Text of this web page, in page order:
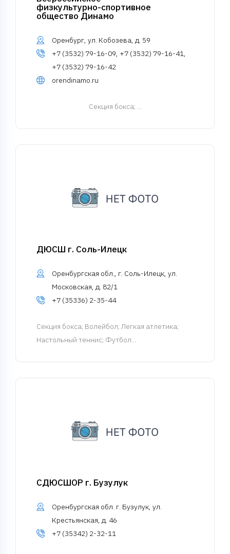
физкультурно-спортивное
общество Динамо
Оренбург, ул. Кобозева, д. 59
+7 (3532) 79-16-09, +7 (3532) 79-16-41,
+7 (3532) 79-16-42
orendinamo.ru
Cекция бокса; ...
ДЮСШ г. Соль-Илецк
Оренбургская обл., г. Соль-Илецк, ул.
Московская, д. 82/1
+7 (35336) 2-35-44
Cекция бокса; Волейбол; Легкая атлетика;
Настольный теннис; Футбол...
СДЮСШОР г. Бузулук
Оренбургская обл. г. Бузулук, ул.
Крестьянская, д. 46
+7 (35342) 2-32-11